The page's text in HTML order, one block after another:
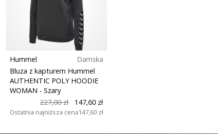
Hummel
Damska
Bluza z kapturem Hummel
AUTHENTIC POLY HOODIE
WOMAN - Szary
227,00 zł
147,60 zł
Ostatnia najniższa cena147,60 zł